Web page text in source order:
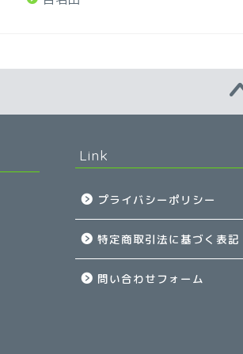
Link
プライバシーポリシー
特定商取引法に基づく表記
問い合わせフォーム